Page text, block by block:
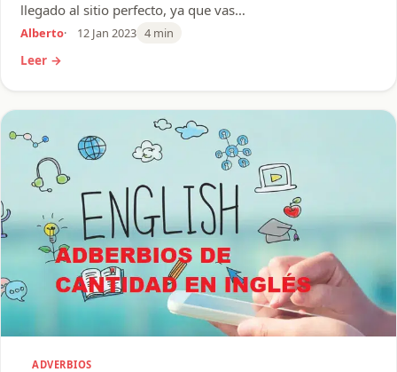
llegado al sitio perfecto, ya que vas…
Alberto 12 Jan 2023 4 min
Leer →
ADVERBIOS